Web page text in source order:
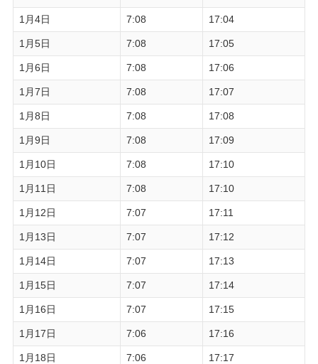
1月4日 7:08 17:04
1月5日 7:08 17:05
1月6日 7:08 17:06
1月7日 7:08 17:07
1月8日 7:08 17:08
1月9日 7:08 17:09
1月10日 7:08 17:10
1月11日 7:08 17:10
1月12日 7:07 17:11
1月13日 7:07 17:12
1月14日 7:07 17:13
1月15日 7:07 17:14
1月16日 7:07 17:15
1月17日 7:06 17:16
1月18日 7:06 17:17